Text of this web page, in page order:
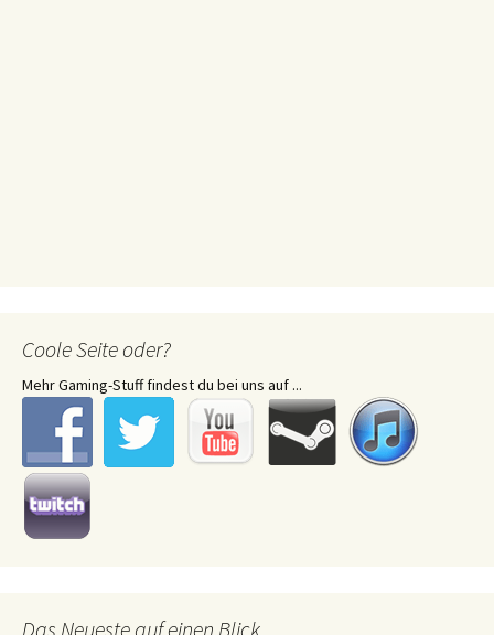
Coole Seite oder?
Mehr Gaming-Stuff findest du bei uns auf ...
Das Neueste auf einen Blick